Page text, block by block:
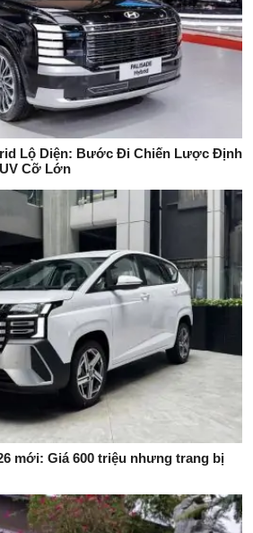
Lộ Diện: Bước Đi Chiến Lược Định
Cỡ Lớn
mới: Giá 600 triệu nhưng trang bị